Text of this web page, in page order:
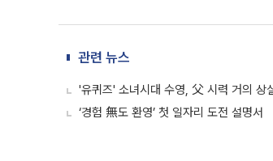
관련 뉴스
'유퀴즈' 소녀시대 수영, 父 시력 거의
‘경험 無도 환영’ 첫 일자리 도전 설명서